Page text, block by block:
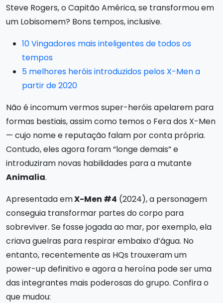
Steve Rogers, o Capitão América, se transformou em
um Lobisomem? Bons tempos, inclusive.
10 Vingadores mais inteligentes de todos os
tempos
5 melhores heróis introduzidos pelos X-Men a
partir de 2020
Não é incomum vermos super-heróis apelarem para
formas bestiais, assim como temos o Fera dos X-Men
— cujo nome e reputação falam por conta própria.
Contudo, eles agora foram “longe demais” e
introduziram novas habilidades para a mutante
Animalia.
Apresentada emX-Men #4 (2024), a personagem
conseguia transformar partes do corpo para
sobreviver. Se fosse jogada ao mar, por exemplo, ela
criava guelras para respirar embaixo d’água. No
entanto, recentemente as HQs trouxeram um
power-up definitivo e agora a heroína pode ser uma
das integrantes mais poderosas do grupo. Confira o
que mudou: